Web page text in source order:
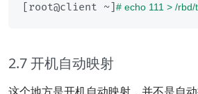
[root@client ~] # echo 111 > /rbd/
2.7 开机自动映射